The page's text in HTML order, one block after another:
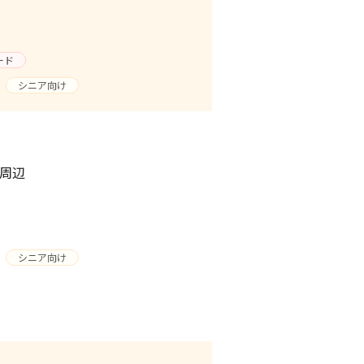
ド
シニア向け
辺
シニア向け